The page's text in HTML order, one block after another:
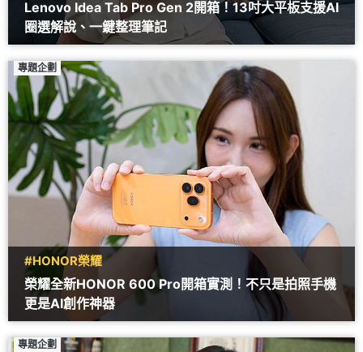
Lenovo Idea Tab Pro Gen 2開箱！13吋大平板支援AI
圈選解說、一鍵整理筆記
專題企劃
#HONOR榮耀
榮耀全新HONOR 600 Pro開箱實測！不只是拍照手機
更是AI創作神器
專題企劃